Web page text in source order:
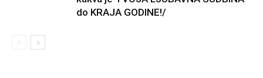
do KRAJA GODINE!/